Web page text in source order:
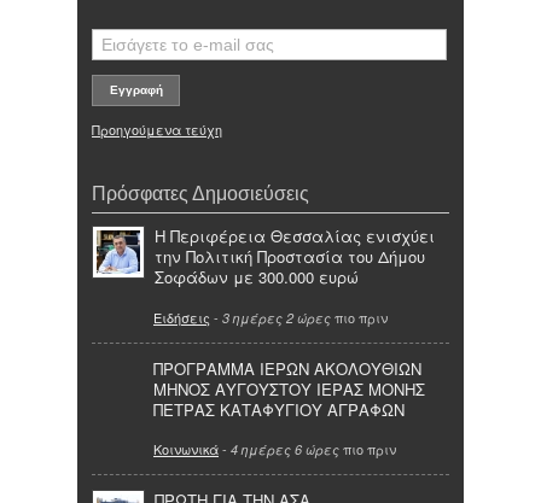
Προηγούμενα τεύχη
Πρόσφατες Δημοσιεύσεις
Η Περιφέρεια Θεσσαλίας ενισχύει
την Πολιτική Προστασία του Δήμου
Σοφάδων με 300.000 ευρώ
Ειδήσεις - 3 ημέρες 2 ώρες πιο πριν
ΠΡΟΓΡΑΜΜΑ ΙΕΡΩΝ ΑΚΟΛΟΥΘΙΩΝ
ΜΗΝΟΣ ΑΥΓΟΥΣΤΟΥ ΙΕΡΑΣ ΜΟΝΗΣ
ΠΕΤΡΑΣ ΚΑΤΑΦΥΓΙΟΥ ΑΓΡΑΦΩΝ
Κοινωνικά- 4 ημέρες 6 ώρες πιο πριν